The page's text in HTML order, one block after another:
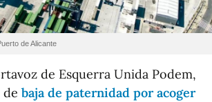
de Alicante
de Esquerra Unida Podem,
baja de paternidad por acoger